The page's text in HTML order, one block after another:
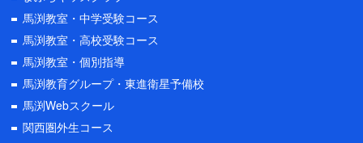
馬渕教室・中学受験コース
馬渕教室・高校受験コース
馬渕教室・個別指導
馬渕教育グループ・東進衛星予備校
馬渕Webスクール
関西圏外生コース